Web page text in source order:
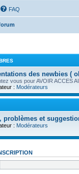
FAQ
des newbies (
vous pour AVOIR ACCES
: Modérateurs
problèmes et
: Modérateurs